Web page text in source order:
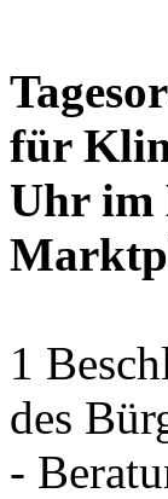
für
Uhr im
1
des
-